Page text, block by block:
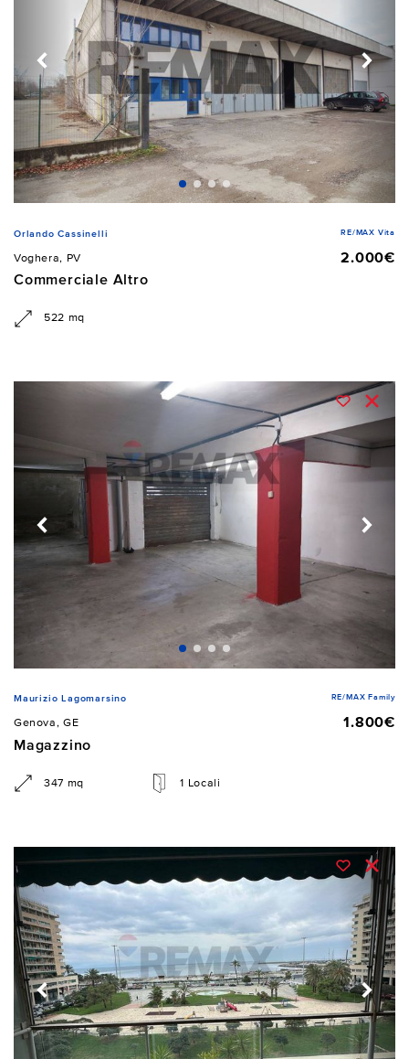
Orlando Cassinelli RE/MAX Vita
Voghera, PV
2.000€
Commerciale Altro
522 mq
Maurizio Lagomarsino RE/MAX Family
Genova, GE
1.800€
Magazzino
347 mq 1 Locali